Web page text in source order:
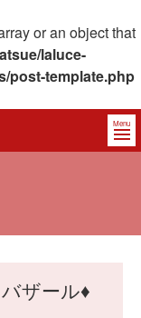
or an object that
laluce-
post-template.php
Menu
ザール♦️